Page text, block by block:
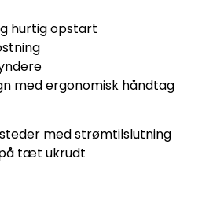
hurtig opstart
med ergonomisk håndtag
med strømtilslutning
tæt ukrudt